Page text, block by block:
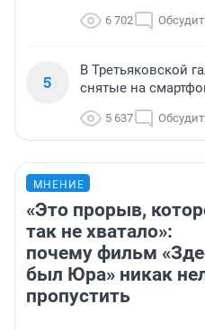
6 702
5
В Третьяковской
снятые на
5 637
МНЕНИЕ
«Это прорыв,
так не хватало»:
почему фильм
был Юра» никак
пропустить